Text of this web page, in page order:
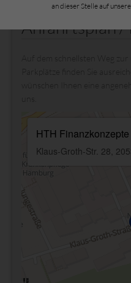
Anfahrtsplan /
an dieser Stelle auf